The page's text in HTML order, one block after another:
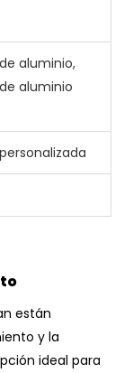
aluminio,
aluminio
están
y la
ideal para